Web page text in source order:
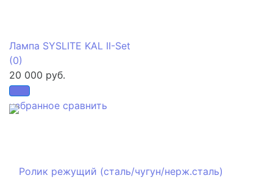
избранное сравнить
Лампа SYSLITE KAL II-Set
(0)
20 000 руб.